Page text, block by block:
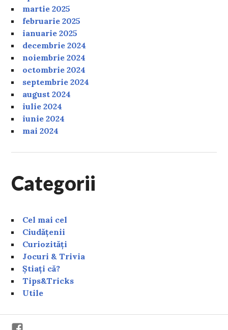
martie 2025
februarie 2025
ianuarie 2025
decembrie 2024
noiembrie 2024
octombrie 2024
septembrie 2024
august 2024
iulie 2024
iunie 2024
mai 2024
Categorii
Cel mai cel
Ciudățenii
Curiozități
Jocuri & Trivia
Știați că?
Tips&Tricks
Utile